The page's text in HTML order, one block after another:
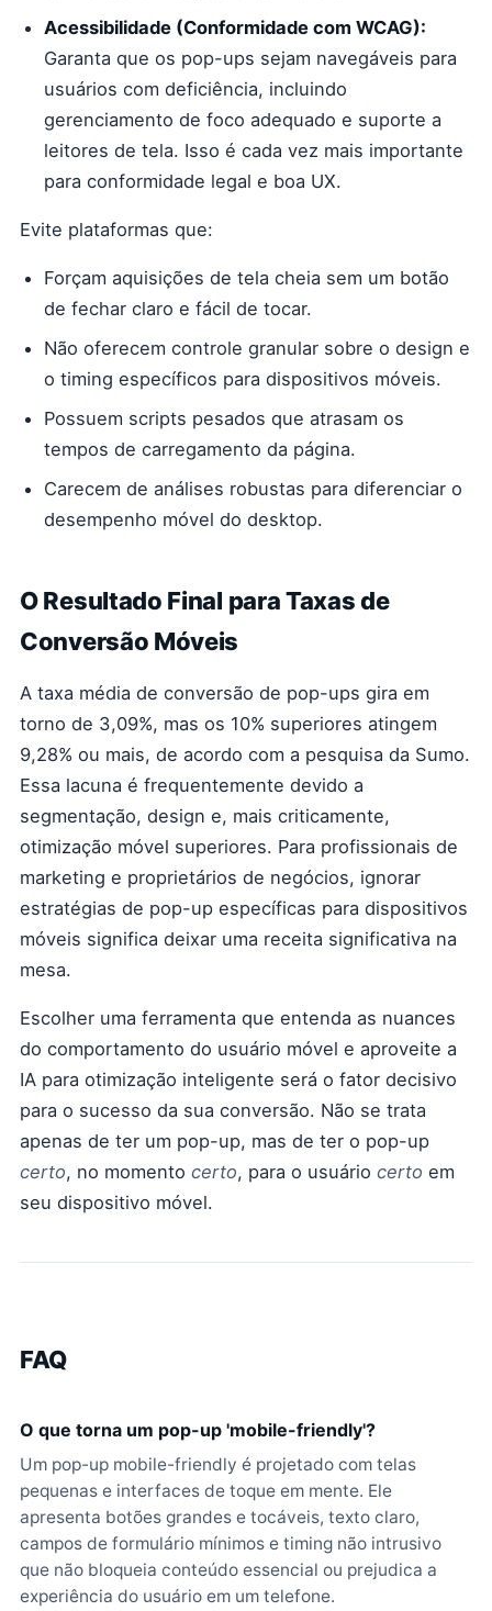
Acessibilidade (Conformidade com WCAG):
Garanta que os pop-ups sejam navegáveis para
usuários com deficiência, incluindo
gerenciamento de foco adequado e suporte a
leitores de tela. Isso é cada vez mais importante
para conformidade legal e boa UX.
Evite plataformas que:
Forçam aquisições de tela cheia sem um botão
de fechar claro e fácil de tocar.
Não oferecem controle granular sobre o design e
o timing específicos para dispositivos móveis.
Possuem scripts pesados que atrasam os
tempos de carregamento da página.
Carecem de análises robustas para diferenciar o
desempenho móvel do desktop.
O Resultado Final para Taxas de
Conversão Móveis
A taxa média de conversão de pop-ups gira em
torno de 3,09%, mas os 10% superiores atingem
9,28% ou mais, de acordo com a pesquisa da Sumo.
Essa lacuna é frequentemente devido a
segmentação, design e, mais criticamente,
otimização móvel superiores. Para profissionais de
marketing e proprietários de negócios, ignorar
estratégias de pop-up específicas para dispositivos
móveis significa deixar uma receita significativa na
mesa.
Escolher uma ferramenta que entenda as nuances
do comportamento do usuário móvel e aproveite a
IA para otimização inteligente será o fator decisivo
para o sucesso da sua conversão. Não se trata
apenas de ter um pop-up, mas de ter o pop-up
certo, no momento certo, para o usuário certo em
seu dispositivo móvel.
FAQ
O que torna um pop-up 'mobile-friendly'?
Um pop-up mobile-friendly é projetado com telas
pequenas e interfaces de toque em mente. Ele
apresenta botões grandes e tocáveis, texto claro,
campos de formulário mínimos e timing não intrusivo
que não bloqueia conteúdo essencial ou prejudica a
experiência do usuário em um telefone.